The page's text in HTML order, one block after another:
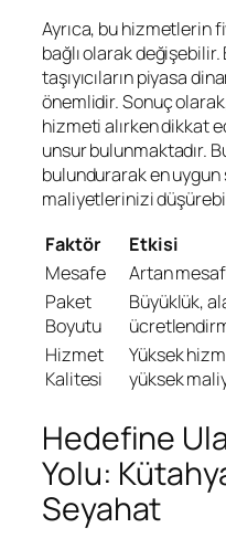
Ayrıca, bu hizmetlerin
bağlı olarak değişebilir.
taşıyıcıların piyasa
önemlidir. Sonuç
hizmeti alırken dikkat
unsur bulunmaktadır.
bulundurarak en
maliyetlerinizi
Faktör
Etkisi
Mesafe
Artan
Paket
Boyutu
Büyüklük,
Hizmet
Kalitesi
Yüksek
yüksek
Hedefine
Yolu:
Seyahat